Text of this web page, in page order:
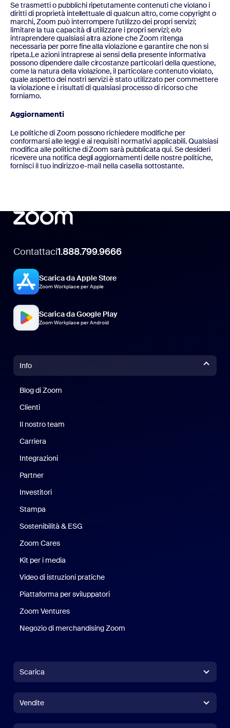
Se trasmetti o pubblichi ripetutamente contenuti che violano i
diritti di proprietà intellettuale di qualcun altro, come copyright o
marchi, Zoom può interrompere l'utilizzo dei propri servizi;
limitare la tua capacità di utilizzare i propri servizi; e/o
intraprendere qualsiasi altra azione che Zoom ritenga
necessaria per porre fine alla violazione e garantire che non si
ripeta.Le azioni intraprese ai sensi della presente informativa
possono dipendere dalle circostanze particolari della questione,
come la natura della violazione, il particolare contenuto violato,
quale aspetto dei nostri servizi è stato utilizzato per commettere
la violazione e i risultati di qualsiasi processo di ricorso che
forniamo.
Aggiornamenti
Le politiche di Zoom possono richiedere modifiche per
conformarsi alle leggi e ai requisiti normativi applicabili. Qualsiasi
modifica alle politiche di Zoom sarà pubblicata qui. Se desideri
ricevere una notifica degli aggiornamenti delle nostre politiche,
fornisci il tuo indirizzo e-mail nella casella sottostante.
Contattaci1.888.799.9666
Scarica da Apple Store
Zoom Workplace per Apple
Scarica da Google Play
Zoom Workplace per Android
Info
Blog di Zoom
Clienti
Il nostro team
Carriera
Integrazioni
Partner
Investitori
Stampa
Sostenibilità & ESG
Zoom Cares
Kit per i media
Video di istruzioni pratiche
Piattaforma per sviluppatori
Zoom Ventures
Negozio di merchandising Zoom
Scarica
App Zoom RoomsApp Zoom Rooms
Vendite